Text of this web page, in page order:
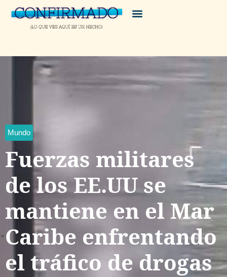
Mundo
Fuerzas militares
de los EE.UU se
mantiene en el Mar
Caribe enfrentando
el tráfico de drogas